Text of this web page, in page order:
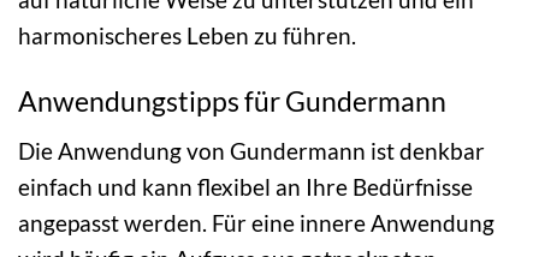
harmonischeres Leben zu führen.
Anwendungstipps für Gundermann
Die Anwendung von Gundermann ist denkbar
einfach und kann flexibel an Ihre Bedürfnisse
angepasst werden. Für eine innere Anwendung